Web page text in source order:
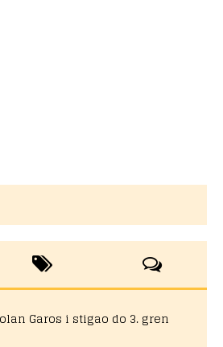
Garos i stigao do 3. gren